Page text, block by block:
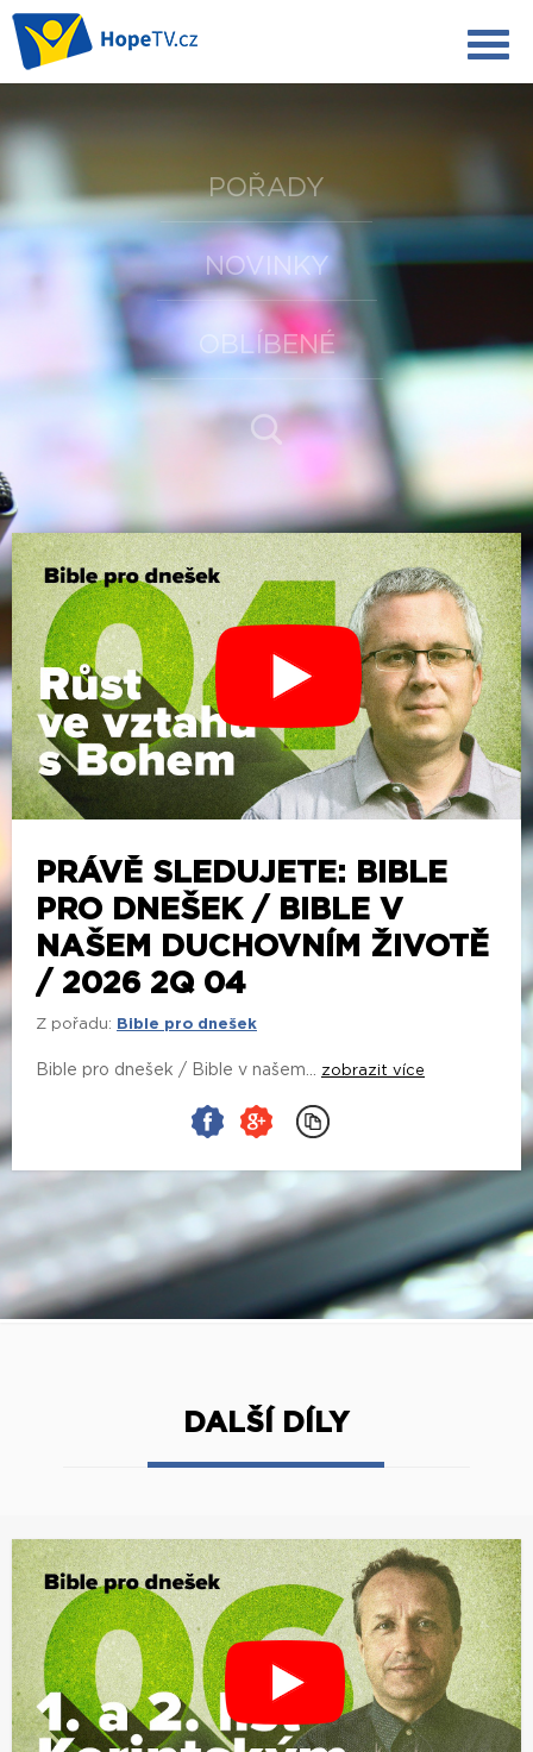
POŘADY
NOVINKY
OBLÍBENÉ
PRÁVĚ SLEDUJETE: BIBLE
PRO DNEŠEK / BIBLE V
NAŠEM DUCHOVNÍM ŽIVOTĚ
/ 2026 2Q 04
Z pořadu: Bible pro dnešek
Bible pro dnešek / Bible v našem... zobrazit více
DALŠÍ DÍLY